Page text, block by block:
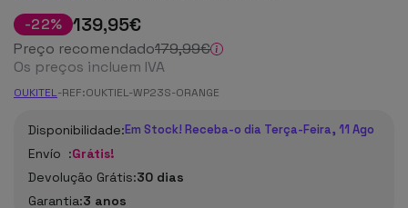
-22% 139,95€
Preço recomendado179,99€
Os preços incluem IVA
OUKITEL-REF:OUKTIEL-WP23S-ORANGE
Disponibilidade:Em Stock! Receba-o dia Terça-Feira, 11 Ago
Envío :Grátis!
Devolução Grátis:30 dias
Garantia:3 anos